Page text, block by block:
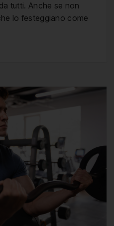
connessione
tutti. Anche se non
lo festeggiano come